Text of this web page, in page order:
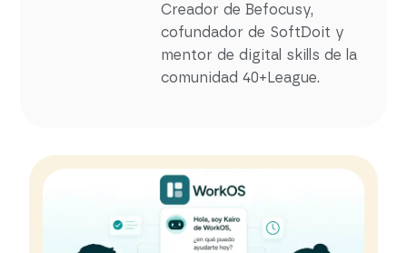
Creador de Befocusy,
cofundador de SoftDoit y
mentor de digital skills de la
comunidad 40+League.